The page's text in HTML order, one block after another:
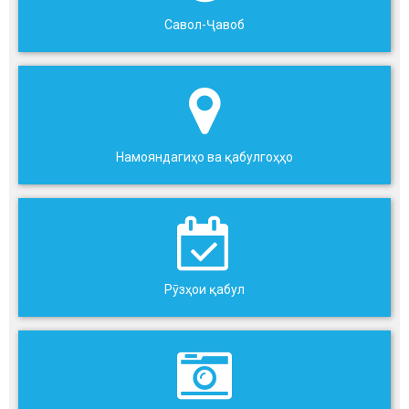
Савол-Ҷавоб
Намояндагиҳо ва қабулгоҳҳо
Рӯзҳои қабул